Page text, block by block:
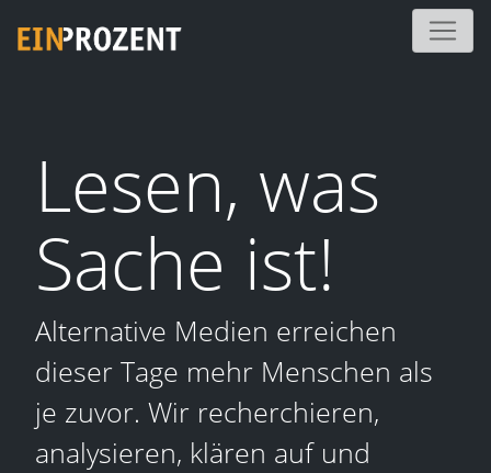
Lesen, was
Sache ist!
Alternative Medien erreichen
dieser Tage mehr Menschen als
je zuvor. Wir recherchieren,
analysieren, klären auf und